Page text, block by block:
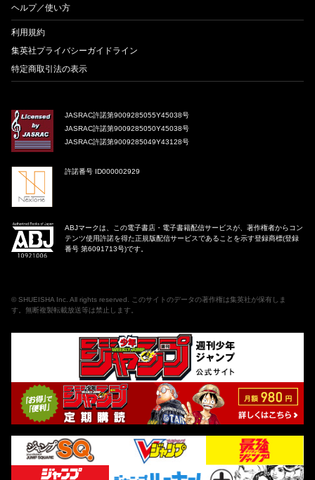
ヘルプ／使い方
利用規約
集英社プライバシーガイドライン
特定商取引法の表示
JASRAC許諾第9009285055Y45038号
JASRAC許諾第9009285050Y45038号
JASRAC許諾第9009285049Y43128号
許諾番号 ID000002929
ABJマークは、この電子書店・電子書籍配信サービスが、著作権者からコン
テンツ使用許諾を得た正規版配信サービスであることを示す登録商標(登録
番号 第6091713号)です。
© SHUEISHA Inc . All rights reserved. このサイトのデータの著作権は集英社が保有しま
す。無断複製転載放送等は禁止します。